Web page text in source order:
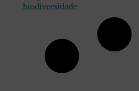
biodiversidade